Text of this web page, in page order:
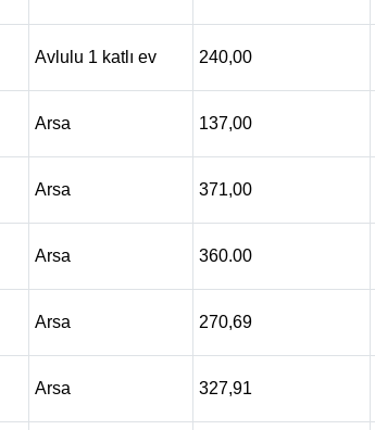
Avlulu 1 katlı ev 240,00
Arsa 137,00
Arsa 371,00
Arsa 360.00
Arsa 270,69
Arsa 327,91